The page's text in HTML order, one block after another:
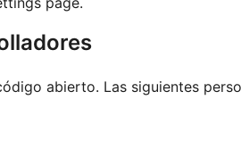
abierto. Las siguientes